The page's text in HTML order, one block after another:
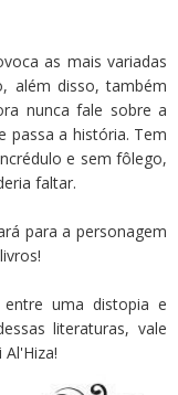
as mais variadas
além disso, também
nunca fale sobre a
passa a história. Tem
e sem fôlego,
faltar.
para a personagem
uma distopia e
literaturas, vale